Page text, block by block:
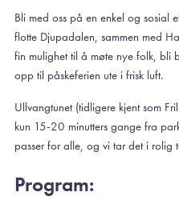
Bli med oss på en enkel og sosial
flotte Djupadalen, sammen med
fin mulighet til å møte nye folk, bli
opp til påskeferien ute i frisk luft.
Ullvangtunet (tidligere kjent som
kun 15-20 minutters gange fra
passer for alle, og vi tar det i rolig
Program: